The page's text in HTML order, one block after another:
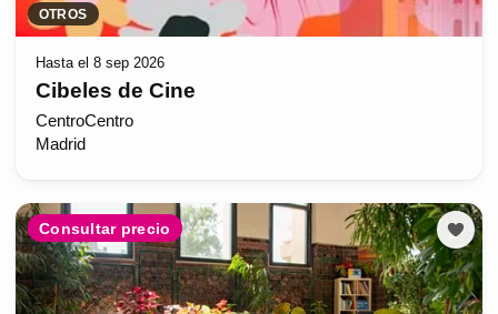
OTROS
Hasta el 8 sep 2026
Cibeles de Cine
CentroCentro
Madrid
Consultar precio